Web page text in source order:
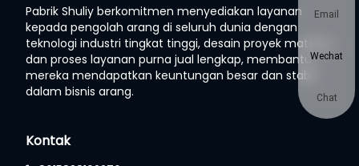
Pabrik Shuliy berkomitmen menyediakan layanan
kepada pengolah arang di seluruh dunia dengan
teknologi industri tingkat tinggi, desain proyek matang,
dan proses layanan purna jual lengkap, membantu
mereka mendapatkan keuntungan besar dan stabil
dalam bisnis arang.
Kontak
Email
Wechat
Chat